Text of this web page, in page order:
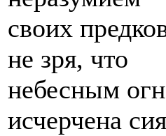
своих
не зря, что
небесным
исчерчена сия